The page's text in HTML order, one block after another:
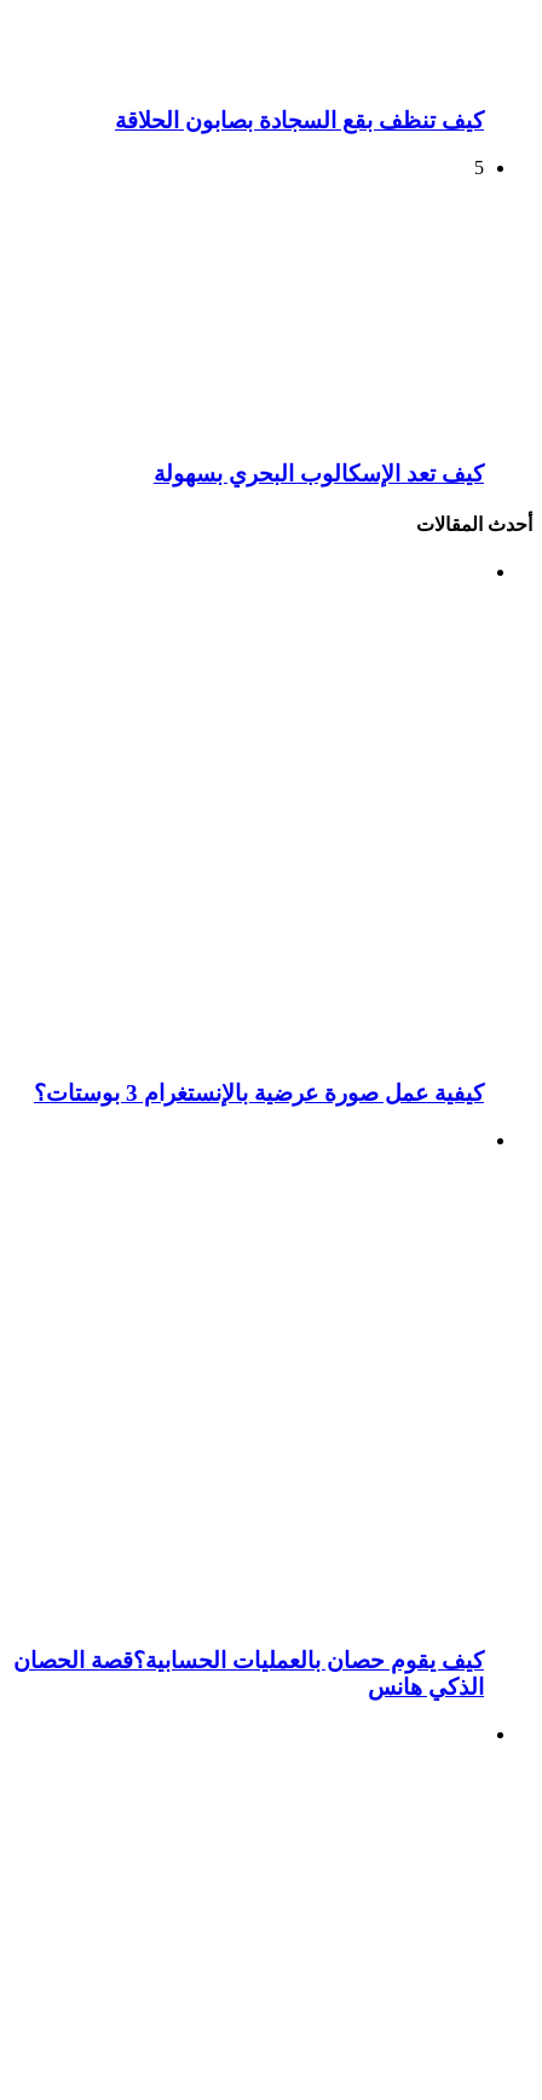
كيف تنظف بقع السجادة بصابون الحلاقة
5
كيف تعد الإسكالوب البحري بسهولة
أحدث المقالات
كيفية عمل صورة عرضية بالإنستغرام 3 بوستات؟
كيف يقوم حصان بالعمليات الحسابية؟قصة الحصان
الذكي هانس